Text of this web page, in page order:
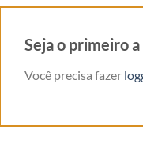
Seja o primeiro
Você precisa fazer